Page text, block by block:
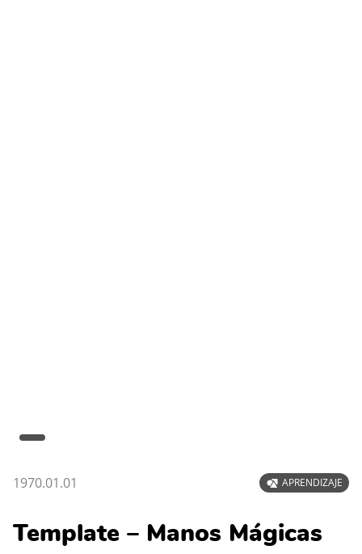
1970.01.01 APRENDIZAJE
Template – Manos Mágicas